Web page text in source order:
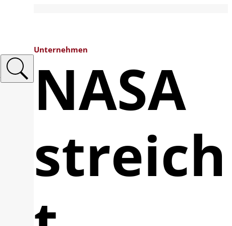
Unternehmen
NASA
streich